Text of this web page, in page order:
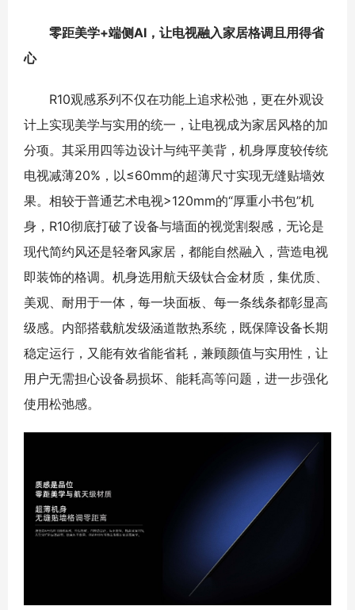
零距美学+端侧AI，让电视融入家居格调且用得省
心
R10观感系列不仅在功能上追求松弛，更在外观设
计上实现美学与实用的统一，让电视成为家居风格的加
分项。其采用四等边设计与纯平美背，机身厚度较传统
电视减薄20%，以≤60mm的超薄尺寸实现无缝贴墙效
果。相较于普通艺术电视>120mm的“厚重小书包”机
身，R10彻底打破了设备与墙面的视觉割裂感，无论是
现代简约风还是轻奢风家居，都能自然融入，营造电视
即装饰的格调。机身选用航天级钛合金材质，集优质、
美观、耐用于一体，每一块面板、每一条线条都彰显高
级感。内部搭载航发级涵道散热系统，既保障设备长期
稳定运行，又能有效省能省耗，兼顾颜值与实用性，让
用户无需担心设备易损坏、能耗高等问题，进一步强化
使用松弛感。